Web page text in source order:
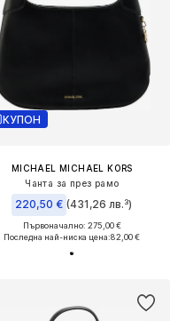
КУПОН
MICHAEL MICHAEL KORS
Чанта за през рамо
220,50 € (431,26 лв.³)
Първоначално: 275,00 €
Последна най-ниска цена:82,00 €